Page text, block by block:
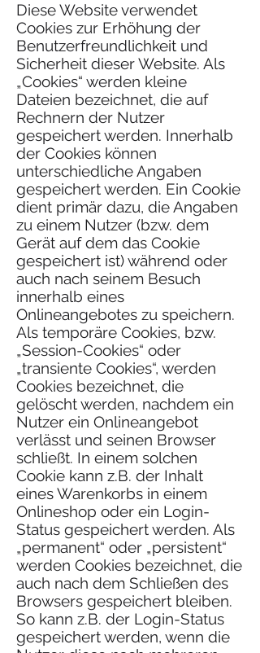
Diese Website verwendet
Cookies zur Erhöhung der
Benutzerfreundlichkeit und
Sicherheit dieser Website. Als
„Cookies“ werden kleine
Dateien bezeichnet, die auf
Rechnern der Nutzer
gespeichert werden. Innerhalb
der Cookies können
unterschiedliche Angaben
gespeichert werden. Ein Cookie
dient primär dazu, die Angaben
zu einem Nutzer (bzw. dem
Gerät auf dem das Cookie
gespeichert ist) während oder
auch nach seinem Besuch
innerhalb eines
Onlineangebotes zu speichern.
Als temporäre Cookies, bzw.
„Session-Cookies“ oder
„transiente Cookies“, werden
Cookies bezeichnet, die
gelöscht werden, nachdem ein
Nutzer ein Onlineangebot
verlässt und seinen Browser
schließt. In einem solchen
Cookie kann z.B. der Inhalt
eines Warenkorbs in einem
Onlineshop oder ein Login-
Status gespeichert werden. Als
„permanent“ oder „persistent“
werden Cookies bezeichnet, die
auch nach dem Schließen des
Browsers gespeichert bleiben.
So kann z.B. der Login-Status
gespeichert werden, wenn die